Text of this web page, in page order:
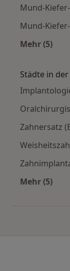
Mund-
Mund-
Mehr (5)
Städte in
Zahnersatz
Mehr (5)